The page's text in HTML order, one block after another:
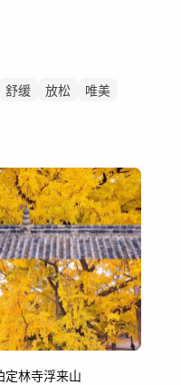
舒缓 放松
唯美
定林寺浮来山